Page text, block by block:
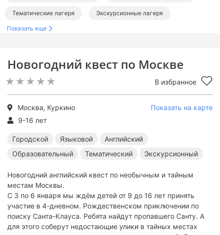
Новогодний квест по Москве
В избранное
Москва, Куркино
Показать на карте
9-16 лет
Городской Языковой
Английский
Образовательный
Тематический Экскурсионный
Новогодний английский квест по необычным и тайным
местам Москвы.
С 3 по 6 января мы ждём детей от 9 до 16 лет принять
участие в 4-дневном. Рождественском приключении по
поиску Санта-Клауса. Ребята найдут пропавшего Санту. А
для этого соберут недостающие улики в тайных местах
Тематические лагеря Экскурсионные лагеря
Лагеря в Москве
Образовательные лагеря в Москве
Тематические лагеря в Москве
Показать еще